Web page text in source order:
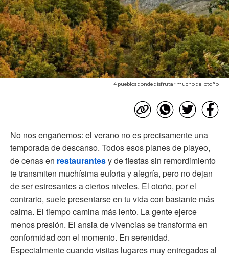
4 pueblos donde disfrutar mucho del otoño
No nos engañemos: el verano no es precisamente una
temporada de descanso. Todos esos planes de playeo,
de cenas en restaurantesy de fiestas sin remordimiento
te transmiten muchísima euforia y alegría, pero no dejan
de ser estresantes a ciertos niveles. El otoño, por el
contrario, suele presentarse en tu vida con bastante más
calma. El tiempo camina más lento. La gente ejerce
menos presión. El ansia de vivencias se transforma en
conformidad con el momento. En serenidad.
Especialmente cuando visitas lugares muy entregados al